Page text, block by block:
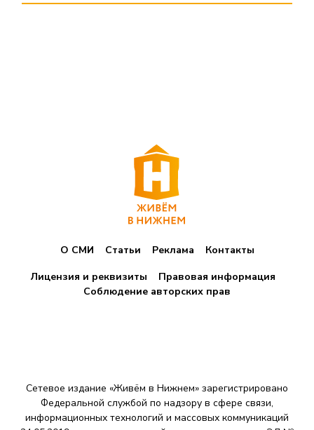
О СМИ Статьи Реклама
Контакты
Лицензия и реквизиты
Правовая информация
Соблюдение авторских прав
Сетевое издание «Живём в Нижнем» зарегистрировано
Федеральной службой по надзору в сфере связи,
информационных технологий и массовых коммуникаций